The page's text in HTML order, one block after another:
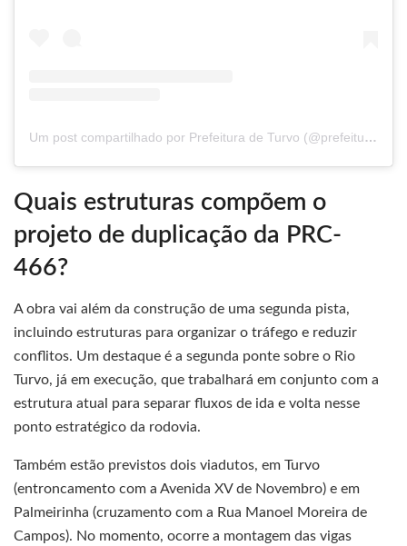
Um post compartilhado por Prefeitura de Turvo (@prefeituradeturvo.pr)
Quais estruturas compõem o
projeto de duplicação da PRC-
466?
A obra vai além da construção de uma segunda pista,
incluindo estruturas para organizar o tráfego e reduzir
conflitos. Um destaque é a segunda ponte sobre o Rio
Turvo, já em execução, que trabalhará em conjunto com a
estrutura atual para separar fluxos de ida e volta nesse
ponto estratégico da rodovia.
Também estão previstos dois viadutos, em Turvo
(entroncamento com a Avenida XV de Novembro) e em
Palmeirinha (cruzamento com a Rua Manoel Moreira de
Campos). No momento, ocorre a montagem das vigas